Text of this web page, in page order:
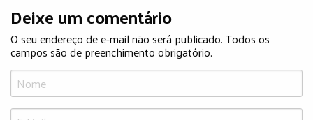
Deixe um comentário
O seu endereço de e-mail não será publicado. Todos os
campos são de preenchimento obrigatório.